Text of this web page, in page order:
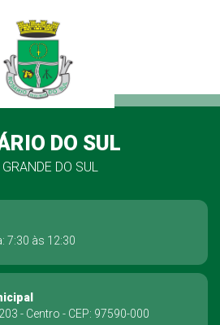
DO SUL
GRANDE DO SUL
7:30 às 12:30
- Centro - CEP: 97590-000